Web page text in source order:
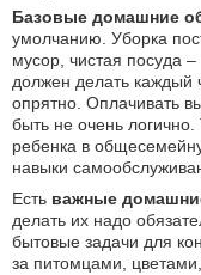
Базовые домашние
умолчанию. Уборка
мусор, чистая посуда
должен делать каждый
опрятно. Оплачивать
быть не очень логично.
ребенка в
навыки
Есть важные
делать их надо
бытовые задачи для
за питомцами,